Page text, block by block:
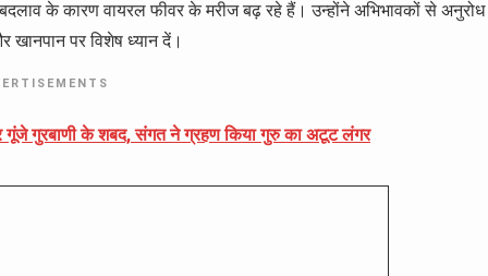
के कारण वायरल फीवर के मरीज बढ़ रहे हैं। उन्होंने अभिभावकों से अनुरोध
खानपान पर विशेष ध्यान दें।
गूंजे गुरबाणी के शबद, संगत ने ग्रहण किया गुरु का अटूट लंगर